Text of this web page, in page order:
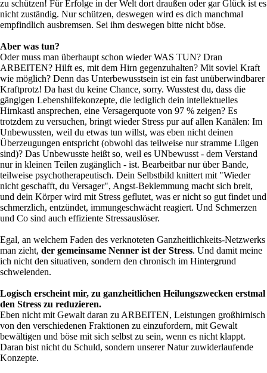
zu schützen! Für Erfolge in der Welt dort draußen oder gar Glück ist es
nicht zuständig. Nur schützen, deswegen wird es dich manchmal
empfindlich ausbremsen. Sei ihm deswegen bitte nicht böse.
Aber was tun?
Oder muss man überhaupt schon wieder WAS TUN? Dran
ARBEITEN? Hilft es, mit dem Hirn gegenzuhalten? Mit soviel Kraft
wie möglich? Denn das Unterbewusstsein ist ein fast unüberwindbarer
Kraftprotz! Da hast du keine Chance, sorry. Wusstest du, dass die
gängigen Lebenshilfekonzepte, die lediglich dein intellektuelles
Hirnkastl ansprechen, eine Versagerquote von 97 % zeigen? Es
trotzdem zu versuchen, bringt wieder Stress pur auf allen Kanälen: Im
Unbewussten, weil du etwas tun willst, was eben nicht deinen
Überzeugungen entspricht (obwohl das teilweise nur stramme Lügen
sind)? Das Unbewusste heißt so, weil es UNbewusst - dem Verstand
nur in kleinen Teilen zugänglich - ist. Bearbeitbar nur über Bande,
teilweise psychotherapeutisch. Dein Selbstbild knittert mit "Wieder
nicht geschafft, du Versager", Angst-Beklemmung macht sich breit,
und dein Körper wird mit Stress geflutet, was er nicht so gut findet und
schmerzlich, entzündet, immungeschwächt reagiert. Und Schmerzen
und Co sind auch effiziente Stressauslöser.
Egal, an welchem Faden des verknoteten Ganzheitlichkeits-Netzwerks
man zieht, der gemeinsame Nenner ist der Stress. Und damit meine
ich nicht den situativen, sondern den chronisch im Hintergrund
schwelenden.
Logisch erscheint mir, zu ganzheitlichen Heilungszwecken erstmal
den Stress zu reduzieren.
Eben nicht mit Gewalt daran zu ARBEITEN, Leistungen großhirnisch
von den verschiedenen Fraktionen zu einzufordern, mit Gewalt
bewältigen und böse mit sich selbst zu sein, wenn es nicht klappt.
Daran bist nicht du Schuld, sondern unserer Natur zuwiderlaufende
Konzepte.